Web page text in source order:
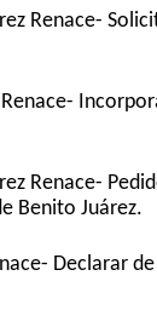
Renace-
Renace-
Benito Juárez.
Declarar